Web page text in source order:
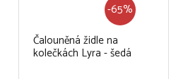
-65%
Čalouněná židle na
kolečkách Lyra - šedá